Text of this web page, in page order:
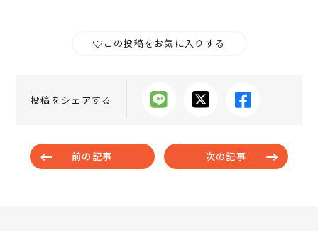
この投稿をお気に入りする
投稿をシェアする
前の記事 次の記事